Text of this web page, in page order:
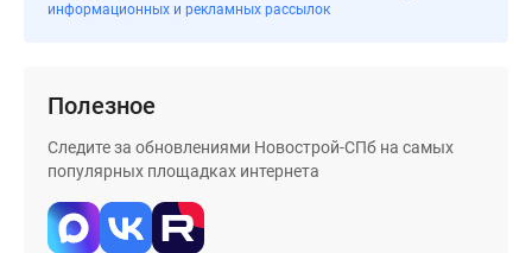
Строящиеся
Коттеджные
Коттеджные
поселки
информационных и рекламных рассылок
Полезное
Следите за обновлениями Новострой-СПб на самых
популярных площадках интернета